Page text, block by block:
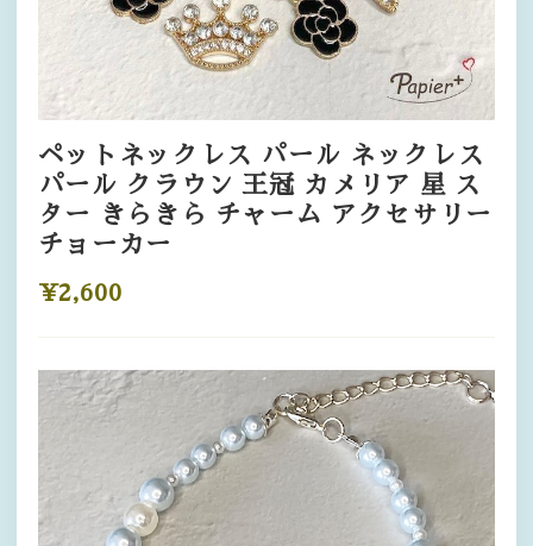
ペットネックレス パール ネックレス
パール クラウン 王冠 カメリア 星 ス
ター きらきら チャーム アクセサリー
チョーカー
¥2,600